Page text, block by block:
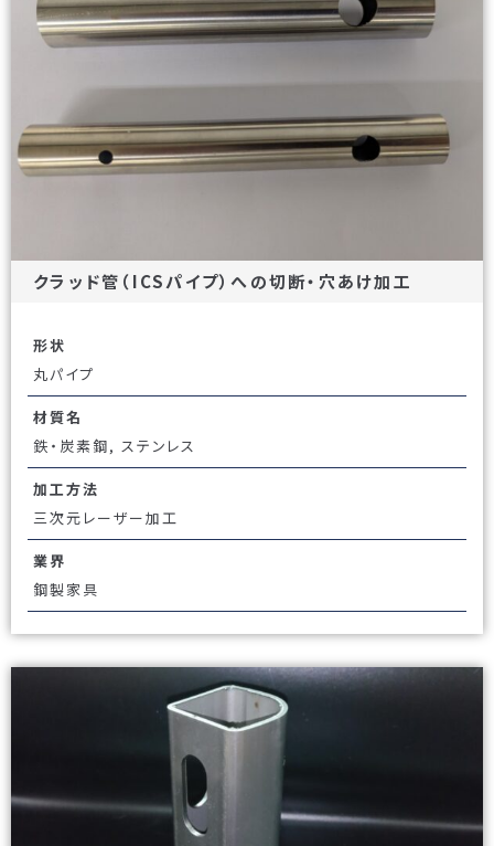
クラッド管（ICSパイプ）への切断・穴あけ加工
形状
丸パイプ
材質名
鉄・炭素鋼, ステンレス
加工方法
三次元レーザー加工
業界
鋼製家具